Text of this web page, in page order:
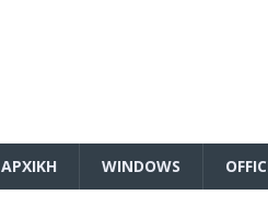
ΑΡΧΙΚΗ WINDOWS